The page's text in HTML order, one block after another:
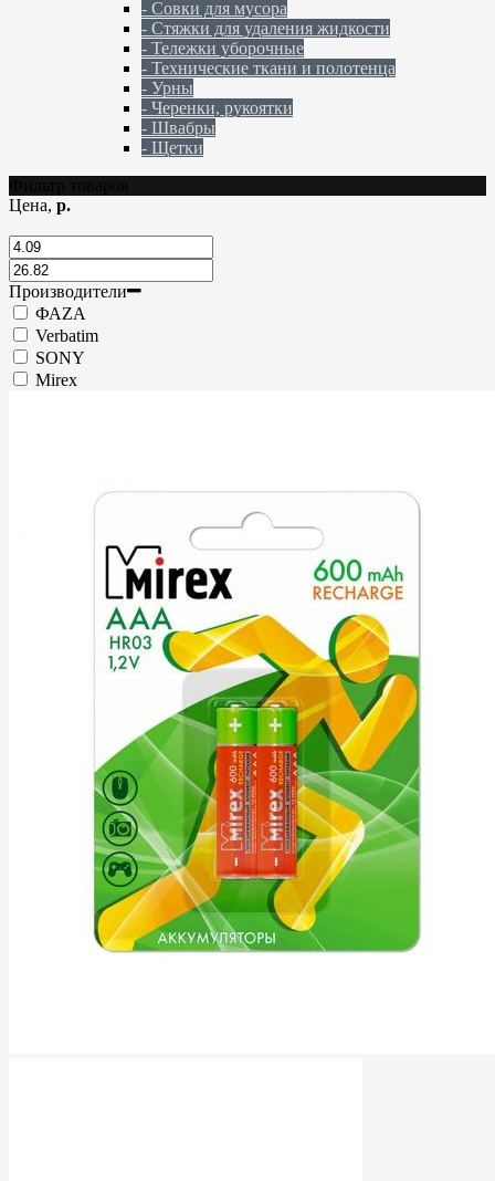
- Совки для мусора
- Стяжки для удаления жидкости
- Тележки уборочные
- Технические ткани и полотенца
- Урны
- Черенки, рукоятки
- Швабры
- Щетки
Цена, р.
Производители
ФАZА
Verbatim
SONY
Mirex